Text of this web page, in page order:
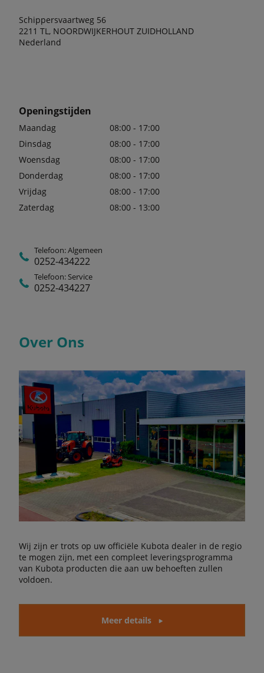
Schippersvaartweg 56
2211 TL, NOORDWIJKERHOUT ZUIDHOLLAND
Nederland
Openingstijden
Maandag
08:00 - 17:00
Dinsdag
08:00 - 17:00
Woensdag
08:00 - 17:00
Donderdag
08:00 - 17:00
Vrijdag
08:00 - 17:00
Zaterdag
08:00 - 13:00
Telefoon: Algemeen
0252-434222
Telefoon: Service
0252-434227
Over Ons
Wij zijn er trots op uw officiële Kubota dealer in de regio
te mogen zijn, met een compleet leveringsprogramma
van Kubota producten die aan uw behoeften zullen
voldoen.
Meer details